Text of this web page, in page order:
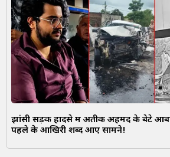
झांसी सड़क हादसे में अतीक अहमद के बेटे
पहले के आखिरी शब्द आए सामने!